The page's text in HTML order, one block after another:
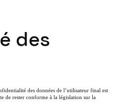
des
des données de l’utilisateur final est
de rester conforme à la législation sur la